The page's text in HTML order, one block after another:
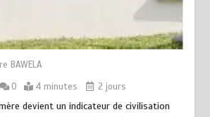
BAWELA
0 4 minutes 2 jours
mère devient un indicateur de civilisation